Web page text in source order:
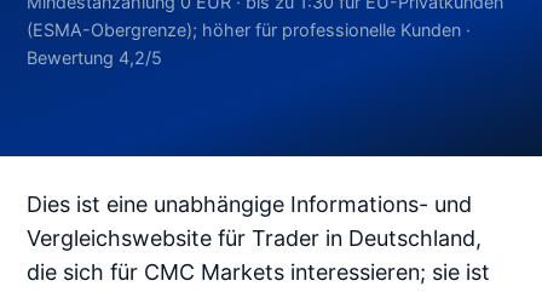
(ESMA-Obergrenze); höher für professionelle Kunden ·
Bewertung 4,2/5
Dies ist eine unabhängige Informations- und
Vergleichswebsite für Trader in Deutschland,
die sich für CMC Markets interessieren; sie ist